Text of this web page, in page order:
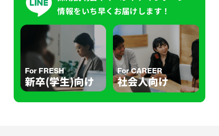
情報をいち早くお届けします！
For FRESH
新卒(学生)向け
For CAREER
社会人向け